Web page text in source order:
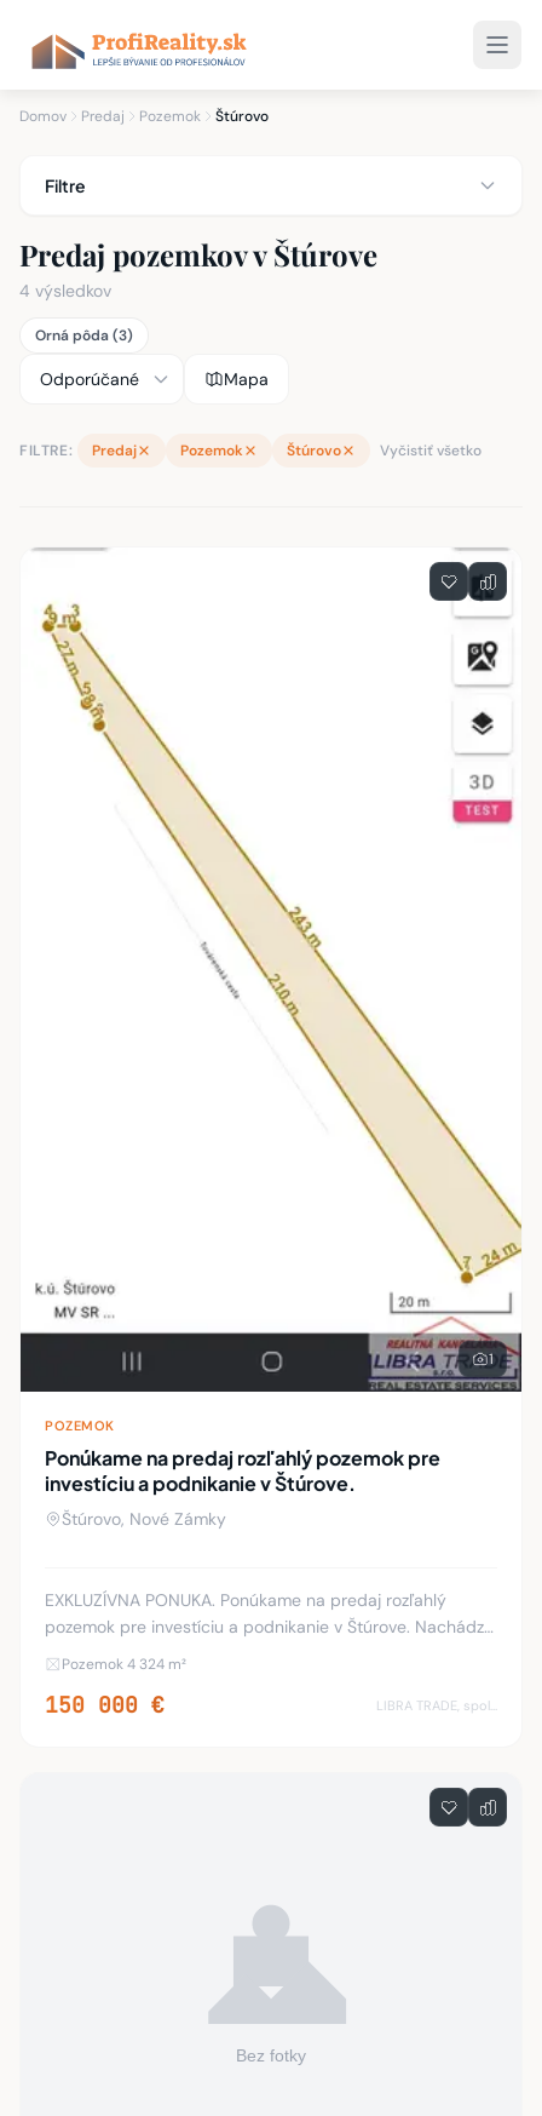
Domov Predaj Pozemok Štúrovo
Filtre
Predaj pozemkov v Štúrove
4 výsledkov
Orná pôda (3)
Mapa
FILTRE: Predaj Pozemok Štúrovo Vyčistiť všetko
Zoznam nehnuteľností
1
POZEMOK
Ponúkame na predaj rozľahlý pozemok pre
investíciu a podnikanie v Štúrove.
Štúrovo, Nové Zámky
EXKLUZÍVNA PONUKA. Ponúkame na predaj rozľahlý
pozemok pre investíciu a podnikanie v Štúrove. Nachádza
sa na Továrenskej ceste v Štúrove ihneď pri hlavnej ceste.
Pozemok 4 324 m²
150 000 € LIBRA TRADE, spol.s.r.o.